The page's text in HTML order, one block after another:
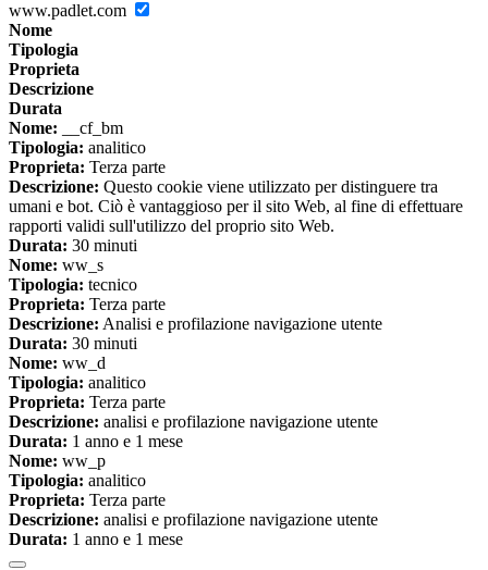
www.padlet.com
Nome
Tipologia
Proprieta
Descrizione
Durata
Nome: __cf_bm
Tipologia: analitico
Proprieta: Terza parte
Descrizione: Questo cookie viene utilizzato per distinguere tra
umani e bot. Ciò è vantaggioso per il sito Web, al fine di effettuare
rapporti validi sull'utilizzo del proprio sito Web.
Durata: 30 minuti
Nome: ww_s
Tipologia: tecnico
Proprieta: Terza parte
Descrizione: Analisi e profilazione navigazione utente
Durata: 30 minuti
Nome: ww_d
Tipologia: analitico
Proprieta: Terza parte
Descrizione: analisi e profilazione navigazione utente
Durata: 1 anno e 1 mese
Nome: ww_p
Tipologia: analitico
Proprieta: Terza parte
Descrizione: analisi e profilazione navigazione utente
Durata: 1 anno e 1 mese